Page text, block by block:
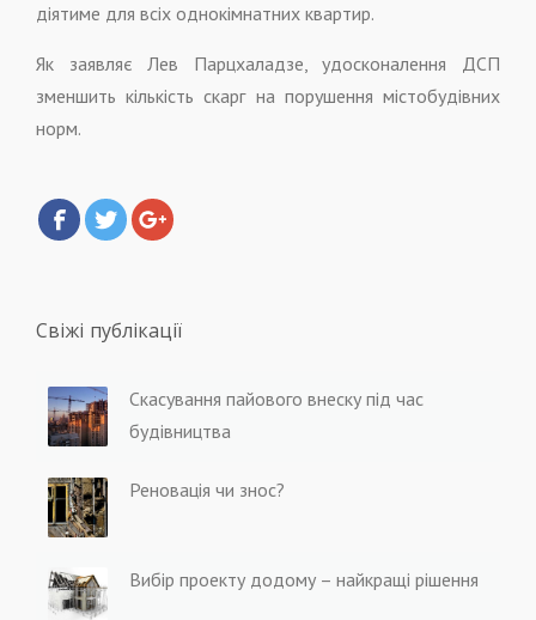
діятиме для всіх однокімнатних квартир.
Як заявляє Лев Парцхаладзе, удосконалення ДСП
зменшить кількість скарг на порушення містобудівних
норм.
Свіжі публікації
Скасування пайового внеску під час
будівництва
Реновація чи знос?
Вибір проекту додому – найкращі рішення